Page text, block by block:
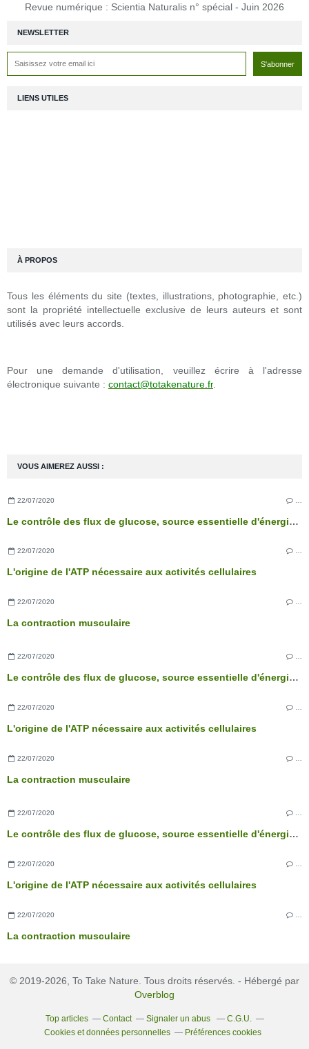
NEWSLETTER
VOUS AIMEREZ AUSSI :
22/07/2020
Le contrôle des flux de glucose, source essentielle d'énergie des cellules
22/07/2020
L'origine de l'ATP nécessaire aux activités cellulaires
22/07/2020
La contraction musculaire
22/07/2020 …
Le contrôle des flux de glucose, source essentielle d'énergie des cellules
22/07/2020
L'origine de l'ATP nécessaire aux activités cellulaires
22/07/2020
La contraction musculaire
22/07/2020 …
Le contrôle des flux de glucose, source essentielle d'énergie des cellules
22/07/2020
L'origine de l'ATP nécessaire aux activités cellulaires
22/07/2020
La contraction musculaire
Revue numérique : Scientia Naturalis n° spécial - Juin 2026
LIENS UTILES
À PROPOS
Tous les éléments du site (textes, illustrations, photographie, etc.)
sont la propriété intellectuelle exclusive de leurs auteurs et sont
utilisés avec leurs accords.
Pour une demande d'utilisation, veuillez écrire à l'adresse
électronique suivante : contact@totakenature.fr
© 2019-2026, To Take Nature. Tous droits réservés. - Hébergé par
Overblog
Top articles Contact Signaler un abus
C.G.U.
Cookies et données personnelles
Préférences cookies